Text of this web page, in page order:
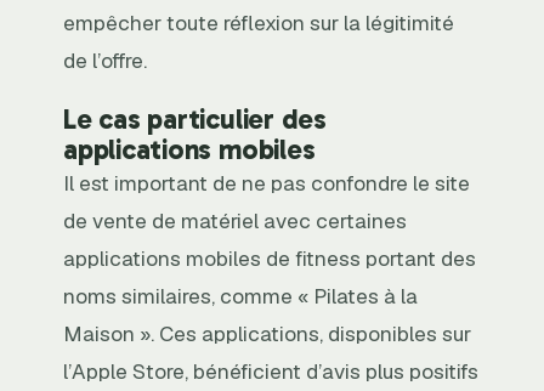
empêcher toute réflexion sur la légitimité
de l’offre.
Le cas particulier des
applications mobiles
Il est important de ne pas confondre le site
de vente de matériel avec certaines
applications mobiles de fitness portant des
noms similaires, comme « Pilates à la
Maison ». Ces applications, disponibles sur
l’Apple Store, bénéficient d’avis plus positifs